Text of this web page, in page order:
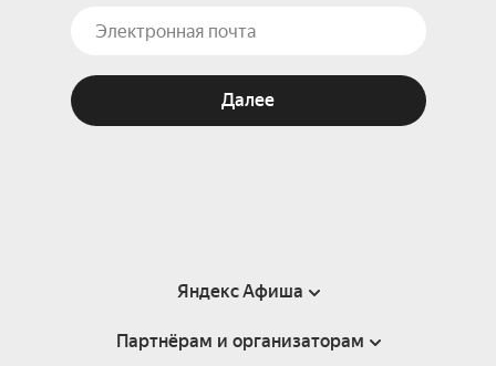
Далее
Яндекс Афиша
Справка
Партнёрам и организаторам